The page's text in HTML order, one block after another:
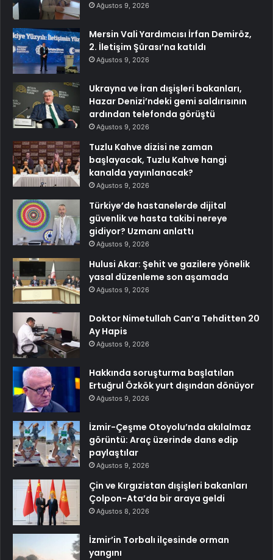
Ağustos 9, 2026
Mersin Vali Yardımcısı İrfan Demiröz,
2. İletişim Şûrası’na katıldı
Ağustos 9, 2026
Ukrayna ve İran dışişleri bakanları,
Hazar Denizi’ndeki gemi saldırısının
ardından telefonda görüştü
Ağustos 9, 2026
Tuzlu Kahve dizisi ne zaman
başlayacak, Tuzlu Kahve hangi
kanalda yayınlanacak?
Ağustos 9, 2026
Türkiye’de hastanelerde dijital
güvenlik ve hasta takibi nereye
gidiyor? Uzmanı anlattı
Ağustos 9, 2026
Hulusi Akar: Şehit ve gazilere yönelik
yasal düzenleme son aşamada
Ağustos 9, 2026
Doktor Nimetullah Can’a Tehditten 20
Ay Hapis
Ağustos 9, 2026
Hakkında soruşturma başlatılan
Ertuğrul Özkök yurt dışından dönüyor
Ağustos 9, 2026
İzmir-Çeşme Otoyolu’nda akılalmaz
görüntü: Araç üzerinde dans edip
paylaştılar
Ağustos 9, 2026
Çin ve Kırgızistan dışişleri bakanları
Çolpon-Ata’da bir araya geldi
Ağustos 8, 2026
İzmir’in Torbalı ilçesinde orman
yangını